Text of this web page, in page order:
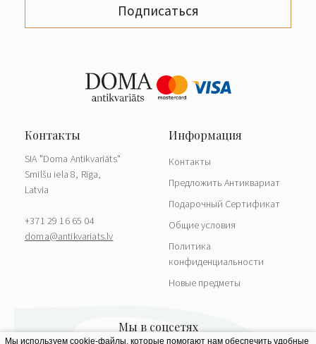
Подписаться
SIA "Doma Antikvariāts"
Smilšu iela 8, Rīga,
Latvia
+371 29 16 65 04
doma@antikvariats.lv
Контакты
Предложить Антиквариат
Подарочный Сертификат
Общие условия
Политика
конфиденциальности
Новые предметы
Мы используем cookie-файлы, которые помогают нам обеспечить удобные